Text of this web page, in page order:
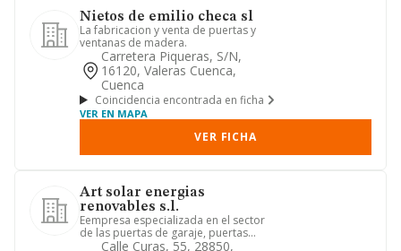
Nietos de emilio checa sl
La fabricacion y venta de puertas y
ventanas de madera.
Carretera Piqueras, S/n,
16120, Valeras Cuenca,
Cuenca
Coincidencia encontrada en ficha
VER EN MAPA
VER FICHA
Art solar energias
renovables s.l.
Eempresa especializada en el sector
de las puertas de garaje, puertas
automáticas, puertas industri...
Calle Curas, 55, 28850,